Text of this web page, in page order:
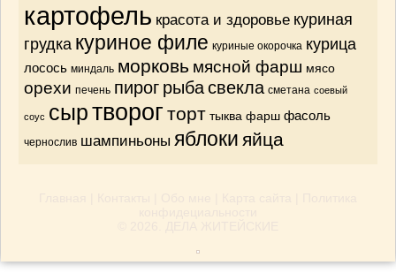
картофель красота и здоровье куриная
грудка куриное филе куриные окорочка курица
лосось миндаль морковь мясной фарш мясо
орехи печень пирог рыба свекла сметана соевый
соус сыртворог торт тыква фарш фасоль
чернослив шампиньоны яблоки яйца